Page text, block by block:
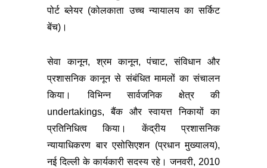
पोर्ट ब्लेयर (कोलकाता उच्च न्यायालय का सर्किट
बेंच)।
सेवा कानून, श्रम कानून, पंचाट, संविधान और
प्रशासनिक कानून से संबंधित मामलों का संचालन
किया। विभिन्न सार्वजनिक क्षेत्र की
undertakings, बैंक और स्वायत्त निकायों का
प्रतिनिधित्व किया। केंद्रीय प्रशासनिक
न्यायाधिकरण बार एसोसिएशन (प्रधान मुख्यालय),
नई दिल्ली के कार्यकारी सदस्य रहे। जनवरी, 2010